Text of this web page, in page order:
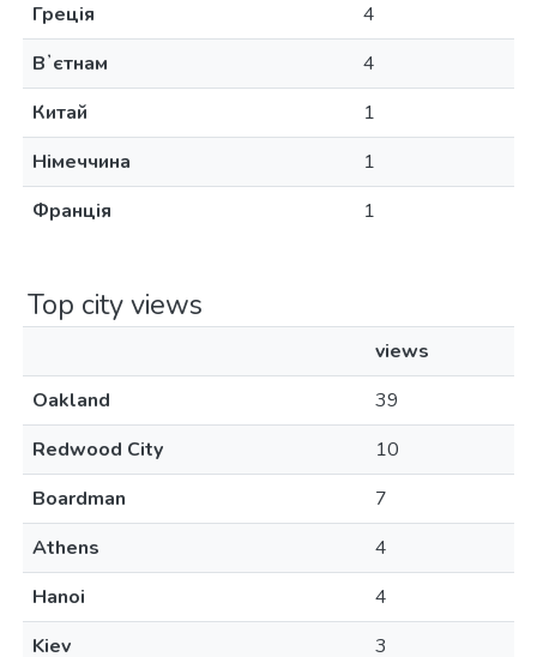
Греція
4
Вʼєтнам
4
Китай
1
Німеччина
1
Франція
1
Top city views
views
Oakland
39
Redwood City
10
Boardman
7
Athens
4
Hanoi
4
Kiev
3